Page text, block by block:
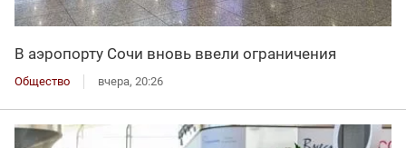
В аэропорту Сочи вновь ввели ограничения
Общество вчера, 20:26